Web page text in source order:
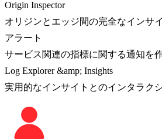
Origin Inspector
オリジンとエッジ間の完全なインサ
アラート
サービス関連の指標に関する通知を
Log Explorer &amp; Insights
実用的なインサイトとのインタラク